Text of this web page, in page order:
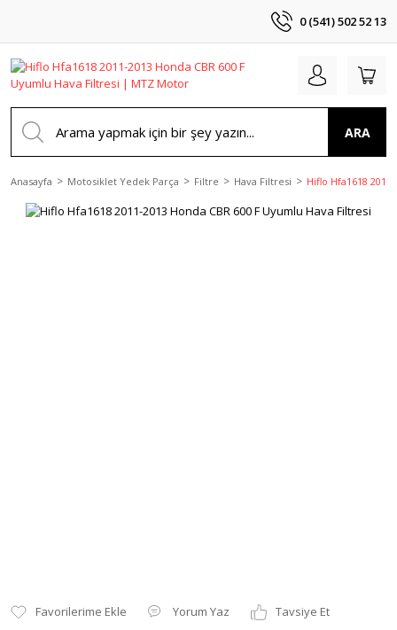
0 (541) 502 52 13
ARA
Anasayfa Motosiklet Yedek Parça Filtre Hava Filtresi Hiflo Hfa1618
Yorum Yaz
Tavsiye Et